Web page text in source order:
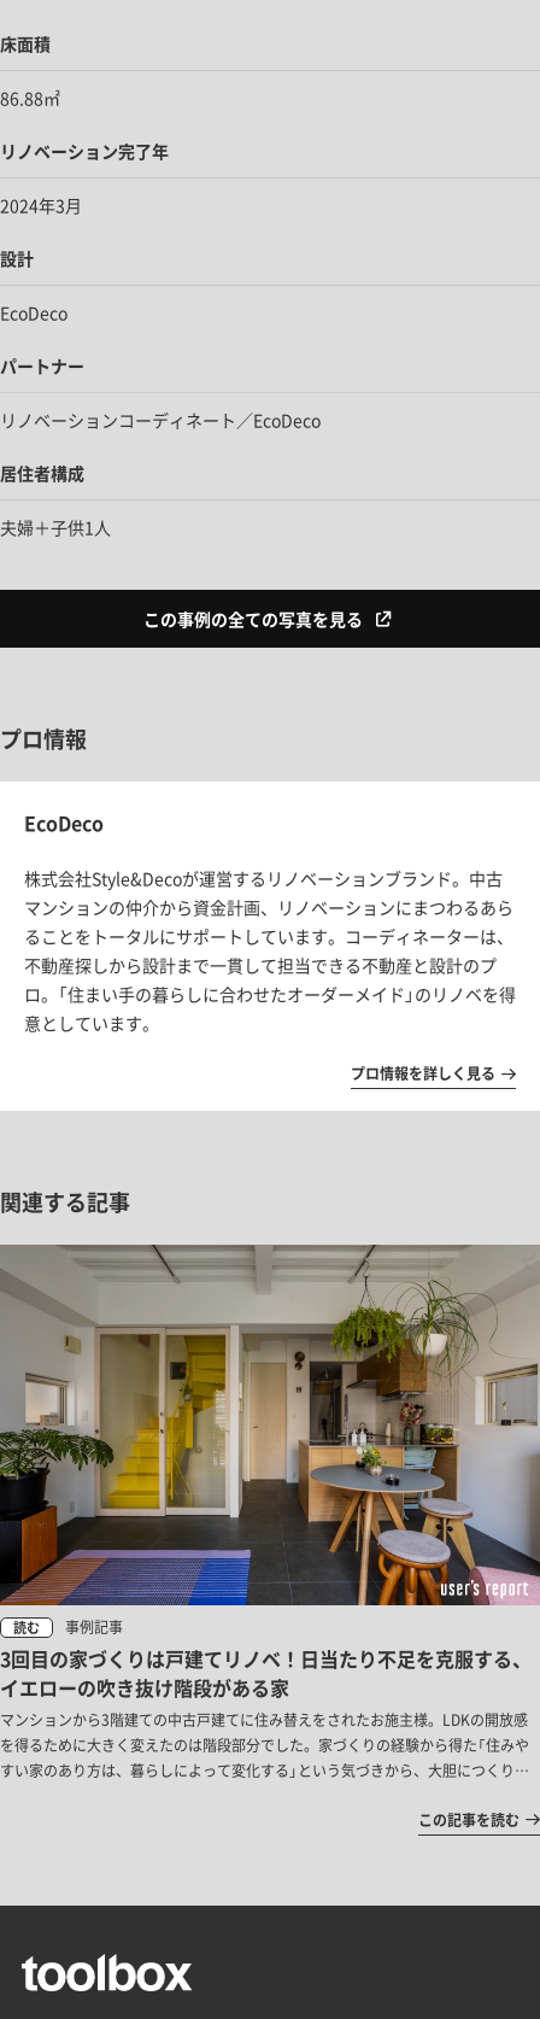
床面積
86.88㎡
リノベーション完了年
2024年3月
設計
EcoDeco
パートナー
リノベーションコーディネート／EcoDeco
居住者構成
夫婦＋子供1人
この事例の全ての写真を見る
プロ情報
EcoDeco
株式会社Style&Decoが運営するリノベーションブランド。中古
マンションの仲介から資金計画、リノベーションにまつわるあら
ることをトータルにサポートしています。コーディネーターは、
不動産探しから設計まで一貫して担当できる不動産と設計のプ
ロ。「住まい手の暮らしに合わせたオーダーメイド」のリノベを得
意としています。
プロ情報を詳しく見る
関連する記事
読む 事例記事
3回目の家づくりは戸建てリノベ！日当たり不足を克服する、
イエローの吹き抜け階段がある家
マンションから3階建ての中古戸建てに住み替えをされたお施主様。LDKの開放感
を得るために大きく変えたのは階段部分でした。家づくりの経験から得た「住みや
すい家のあり方は、暮らしによって変化する」という気づきから、大胆につくり変
この記事を読む